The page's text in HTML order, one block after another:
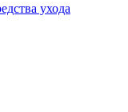
ухода